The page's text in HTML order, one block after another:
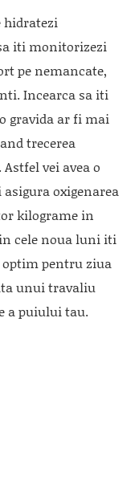
hidratezi
iti monitorizezi
pe nemancate,
Incearca sa iti
gravida ar fi mai
trecerea
vei avea o
oxigenarea
kilograme in
cele noua luni iti
pentru ziua
unui travaliu
a puiului tau.